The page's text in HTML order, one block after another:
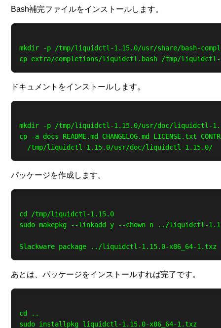
Bash補完ファイルをインストールします。
mkdir -p /tmp/liquidctl-1.15.0/usr/share/bash-
ドキュメントをインストールします。
mkdir -p /tmp/liquidctl-1.15.0/usr/doc/liquidctl-
cp -a docs README.md CHANGELOG.md LICENSE.txt
パッケージを作成します。
cd /tmp/liquidctl-1.15.0
sudo makepkg --linkadd y --chown n ../liquidctl-
あとは、パッケージをインストールすれば完了です。
cd ..